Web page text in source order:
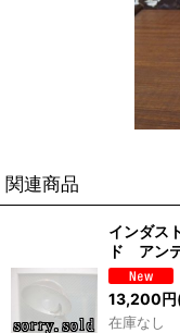
関連商品
インダス
ド アン
13,200円
在庫なし